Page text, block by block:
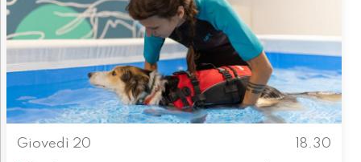
Giovedì 20
18.30